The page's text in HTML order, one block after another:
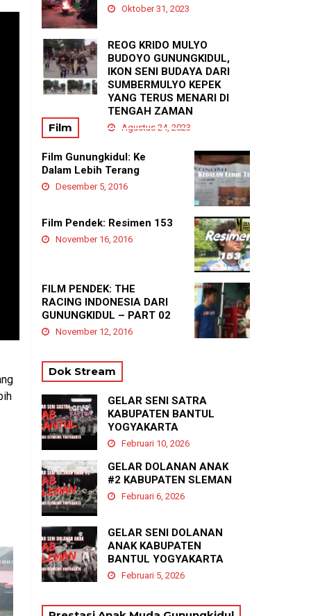
Agustus 21, 2025
Oktober 31, 2023
REOG KRIDO MULYO
BUDOYO GUNUNGKIDUL,
IKON SENI BUDAYA DARI
SUMBERMULYO KEPEK
YANG TERUS MENARI DI
TENGAH ZAMAN
Agustus 24, 2023
Film
Film Gunungkidul: Ke
Dalam Lebih Terang
Desember 5, 2016
Film Pendek: Resimen 153
November 16, 2016
FILM PENDEK: THE
RACING INDONESIA DARI
GUNUNGKIDUL – PART 02
November 12, 2016
Dok Stream
GELAR SENI SATRA
KABUPATEN BANTUL
YOGYAKARTA
Februari 10, 2026
GELAR DOLANAN ANAK
#2 KABUPATEN SLEMAN
Februari 6, 2026
GELAR SENI DOLANAN
ANAK KABUPATEN
BANTUL YOGYAKARTA
Februari 5, 2026